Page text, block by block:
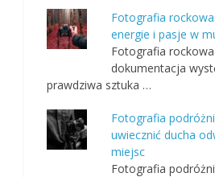
Fotografia
energie i pasje w
Fotografia
dokumentacja
prawdziwa sztuka …
Fotografia
uwiecznić ducha
miejsc
Fotografia